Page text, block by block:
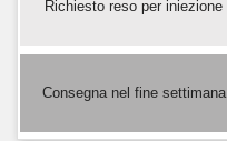
Richiesto reso per iniezione
Consegna nel fine settimana